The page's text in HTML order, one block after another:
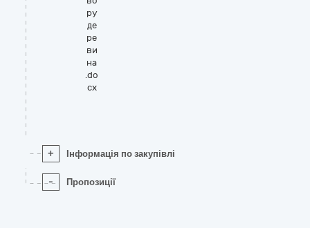
ру
де
ре
ви
на
.do
cx
+ Інформація по закупівлі
- Пропозиції